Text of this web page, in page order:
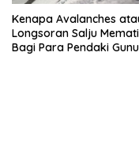
Kenapa Avalanches
Longsoran Salju
Bagi Para Pendaki